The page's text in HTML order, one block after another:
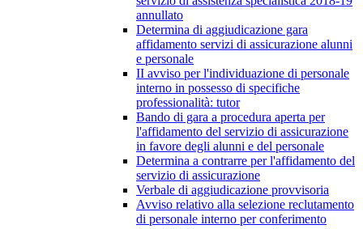
annullato
Determina di aggiudicazione gara
affidamento servizi di assicurazione alunni
e personale
II avviso per l'individuazione di personale
interno in possesso di specifiche
professionalità: tutor
Bando di gara a procedura aperta per
l'affidamento del servizio di assicurazione
in favore degli alunni e del personale
Determina a contrarre per l'affidamento del
servizio di assicurazione
Verbale di aggiudicazione provvisoria
Avviso relativo alla selezione reclutamento
di personale interno per conferimento